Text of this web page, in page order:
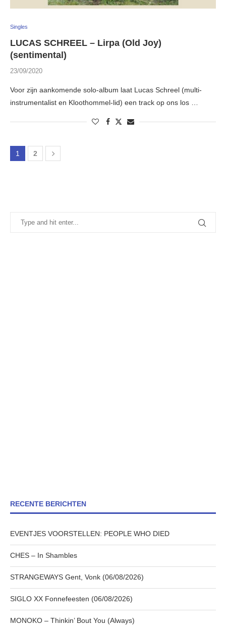
Singles
LUCAS SCHREEL – Lirpa (Old Joy)
(sentimental)
23/09/2020
Voor zijn aankomende solo-album laat Lucas Schreel (multi-
instrumentalist en Kloothommel-lid) een track op ons los …
1 2
RECENTE BERICHTEN
EVENTJES VOORSTELLEN: PEOPLE WHO DIED
CHES – In Shambles
STRANGEWAYS Gent, Vonk (06/08/2026)
SIGLO XX Fonnefeesten (06/08/2026)
MONOKO – Thinkin’ Bout You (Always)